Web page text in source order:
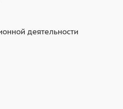
деятельности